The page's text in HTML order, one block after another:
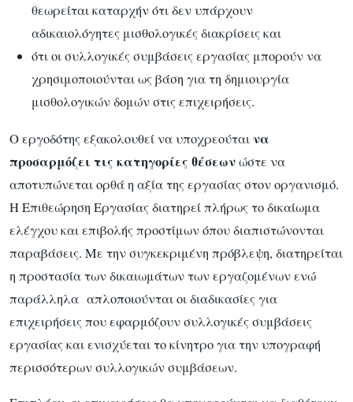
θεωρείται καταρχήν ότι δεν υπάρχουν
αδικαιολόγητες μισθολογικές διακρίσεις και
ότι οι συλλογικές συμβάσεις εργασίας μπορούν να
χρησιμοποιούνται ως βάση για τη δημιουργία
μισθολογικών δομών στις επιχειρήσεις.
Ο εργοδότης εξακολουθεί να υποχρεούταινα
προσαρμόζει τις κατηγορίες θέσεωνώστε να
αποτυπώνεται ορθά η αξία της εργασίας στον οργανισμό.
Η Επιθεώρηση Εργασίας διατηρεί πλήρως το δικαίωμα
ελέγχου και επιβολής προστίμων όπου διαπιστώνονται
παραβάσεις. Με την συγκεκριμένη πρόβλεψη, διατηρείται
η προστασία των δικαιωμάτων των εργαζομένων ενώ
παράλληλα απλοποιούνται οι διαδικασίες για
επιχειρήσεις που εφαρμόζουν συλλογικές συμβάσεις
εργασίας και ενισχύεται το κίνητρο για την υπογραφή
περισσότερων συλλογικών συμβάσεων.